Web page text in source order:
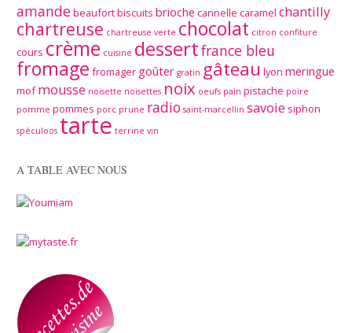
amandebeaufortbiscuits brioche cannelle caramel chantilly
chartreuse chartreuse verte chocolat citron confiture
cours crème cuisine dessertfrance bleu
fromage fromager goûter gratin gâteau lyon meringue
mof mousse noisette noisettes noix oeufs pain pistache poire
pomme pommes porc prune radio saint-marcellin savoie siphon
spéculoos tarte terrine vin
A TABLE AVEC NOUS